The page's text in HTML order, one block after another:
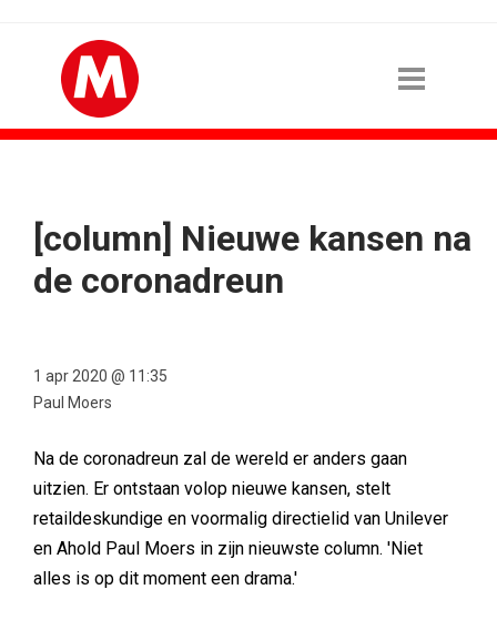
[column] Nieuwe kansen na
de coronadreun
1 apr 2020 @ 11:35
Paul Moers
Na de coronadreun zal de wereld er anders gaan
uitzien. Er ontstaan volop nieuwe kansen, stelt
retaildeskundige en voormalig directielid van Unilever
en Ahold Paul Moers in zijn nieuwste column. 'Niet
alles is op dit moment een drama.'